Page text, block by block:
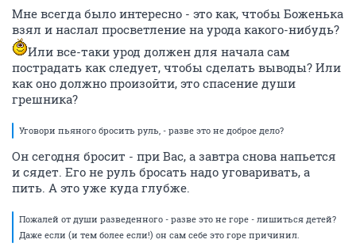
Мне всегда было интересно - это как, чтобы Боженька
взял и наслал просветление на урода какого-нибудь?
Или все-таки урод должен для начала сам
пострадать как следует, чтобы сделать выводы? Или
как оно должно произойти, это спасение души
грешника?
Уговори пьяного бросить руль, - разве это не доброе дело?
Он сегодня бросит - при Вас, а завтра снова напьется
и сядет. Его не руль бросать надо уговаривать, а
пить. А это уже куда глубже.
Пожалей от души разведенного - разве это не горе - лишиться детей?
Даже если (и тем более если!) он сам себе это горе причинил.